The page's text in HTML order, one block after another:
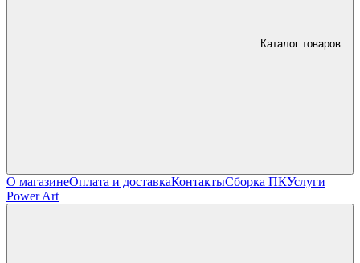
Каталог товаров
О магазинеОплата и доставкаКонтактыСборка ПКУслуги
Power Art